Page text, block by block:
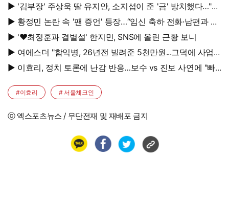
▶ '김부장' 주상욱 딸 유지안, 소지섭이 준 '금' 방치했다…"비
누인 줄"
▶ 황정민 논란 속 '팬 증언' 등장…“임신 축하 전화·남편과 식
사도”▶ '♥최정훈과 결별설' 한지민, SNS에 올린 근황 보니
▶ 여에스더 "함익병, 26년전 빌려준 5천만원...그덕에 사업
시작"
▶ 이효리, 정치 토론에 난감 반응…보수 vs 진보 사연에 "빠
#이효리 # 서울체크인
ⓒ 엑스포츠뉴스 / 무단전재 및 재배포 금지